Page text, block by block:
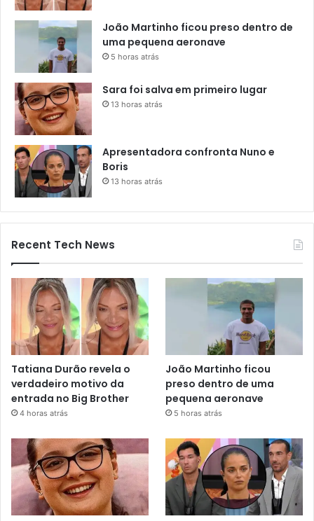
João Martinho ficou preso dentro de
uma pequena aeronave
5 horas atrás
Sara foi salva em primeiro lugar
13 horas atrás
Apresentadora confronta Nuno e
Boris
13 horas atrás
Recent Tech News
Tatiana Durão revela o
verdadeiro motivo da
entrada no Big Brother
4 horas atrás
João Martinho ficou
preso dentro de uma
pequena aeronave
5 horas atrás